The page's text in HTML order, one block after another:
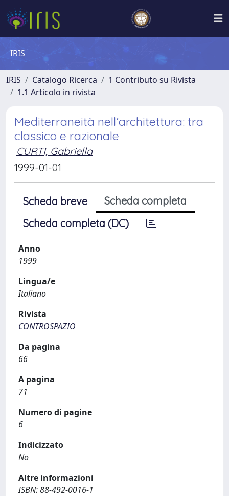
IRIS
IRIS Catalogo Ricerca
1 Contributo su Rivista
1.1 Articolo in rivista
Mediterraneità nell’architettura: tra
classico e razionale
CURTI, Gabriella
1999-01-01
Scheda breve
Scheda completa
Scheda completa (DC)
Anno
1999
Lingua/e
Italiano
Rivista
CONTROSPAZIO
Da pagina
66
A pagina
71
Numero di pagine
6
Indicizzato
No
Altre informazioni
ISBN: 88-492-0016-1